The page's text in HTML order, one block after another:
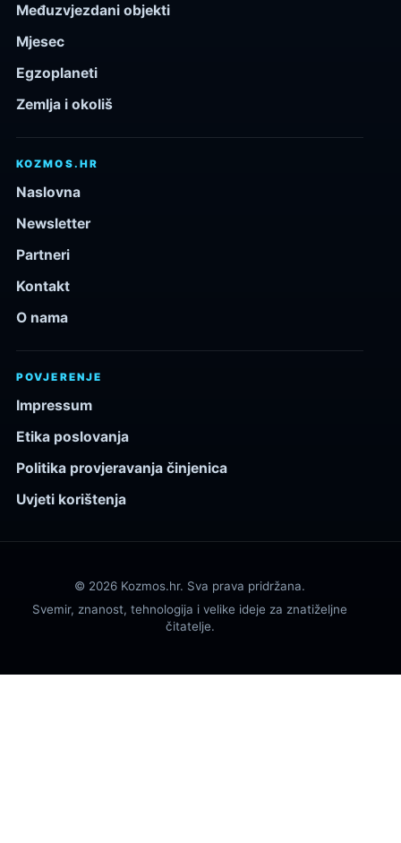
Međuzvjezdani objekti
Mjesec
Egzoplaneti
Zemlja i okoliš
KOZMOS.HR
Naslovna
Newsletter
Partneri
Kontakt
O nama
POVJERENJE
Impressum
Etika poslovanja
Politika provjeravanja činjenica
Uvjeti korištenja
© 2026 Kozmos.hr. Sva prava pridržana.
Svemir, znanost, tehnologija i velike ideje za znatiželjne
čitatelje.